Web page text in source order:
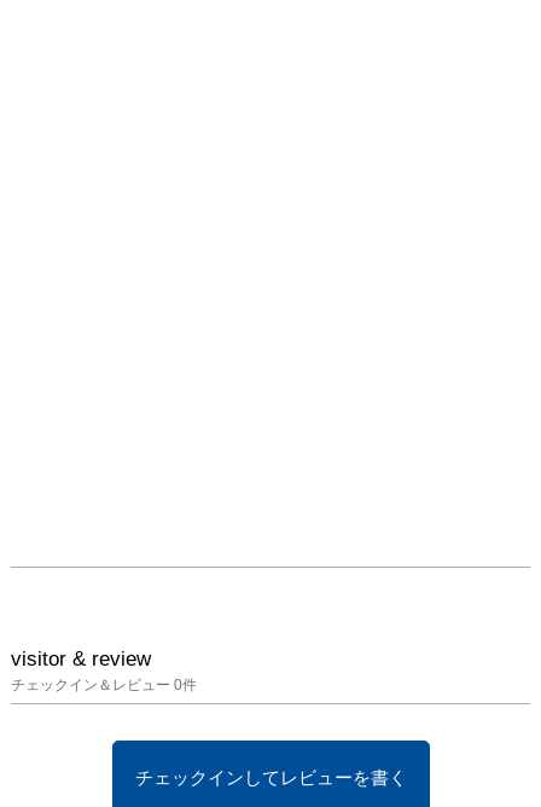
visitor & review
チェックイン＆レビュー 0件
チェックインしてレビューを書く